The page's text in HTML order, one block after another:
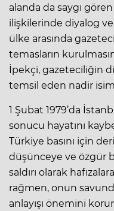
alanda da saygı
ilişkilerinde diyalog ve
ülke arasında
temasların
İpekçi, gazeteciliğin
temsil eden nadir
1 Şubat 1979’da
sonucu hayatını
Türkiye basını için
düşünceye ve özgür
saldırı olarak
rağmen, onun
anlayışı önemini